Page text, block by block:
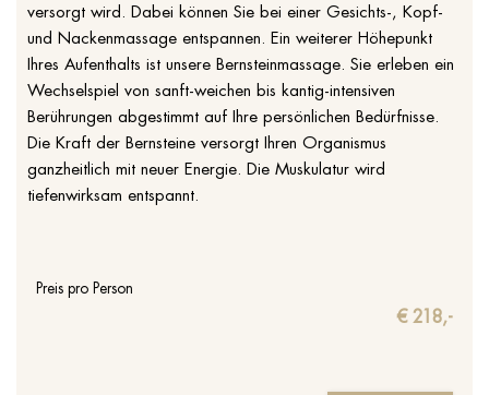
versorgt wird. Dabei können Sie bei einer Gesichts-, Kopf-
und Nackenmassage entspannen. Ein weiterer Höhepunkt
Ihres Aufenthalts ist unsere Bernsteinmassage. Sie erleben ein
Wechselspiel von sanft-weichen bis kantig-intensiven
Berührungen abgestimmt auf Ihre persönlichen Bedürfnisse.
Die Kraft der Bernsteine versorgt Ihren Organismus
ganzheitlich mit neuer Energie. Die Muskulatur wird
tiefenwirksam entspannt.
Preis pro Person
€ 218,-